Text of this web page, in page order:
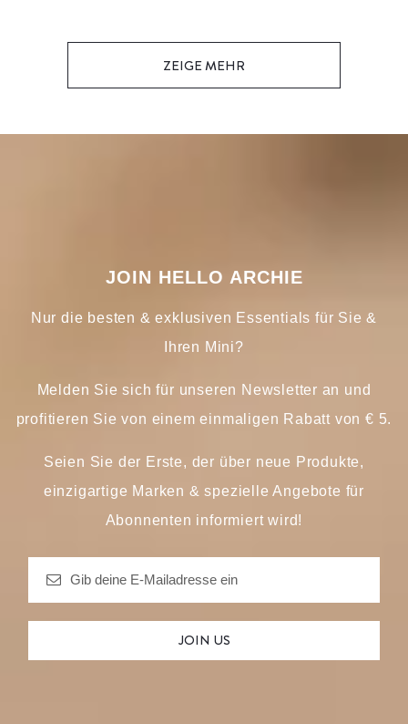
ZEIGE MEHR
JOIN HELLO ARCHIE
Nur die besten & exklusiven Essentials für Sie &
Ihren Mini?
Melden Sie sich für unseren Newsletter an und
profitieren Sie von einem einmaligen Rabatt von € 5.
Seien Sie der Erste, der über neue Produkte,
einzigartige Marken & spezielle Angebote für
Abonnenten informiert wird!